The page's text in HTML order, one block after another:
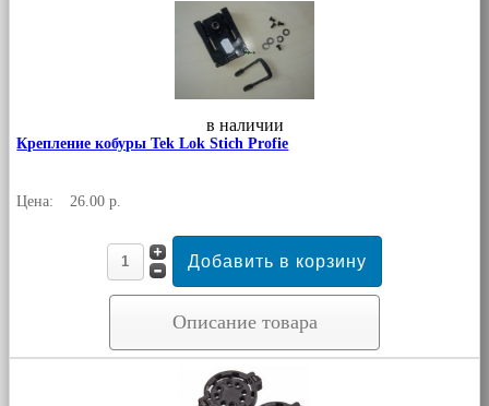
в наличии
Крепление кобуры Tek Lok Stich Profie
Цена: 26.00 р.
Описание товара